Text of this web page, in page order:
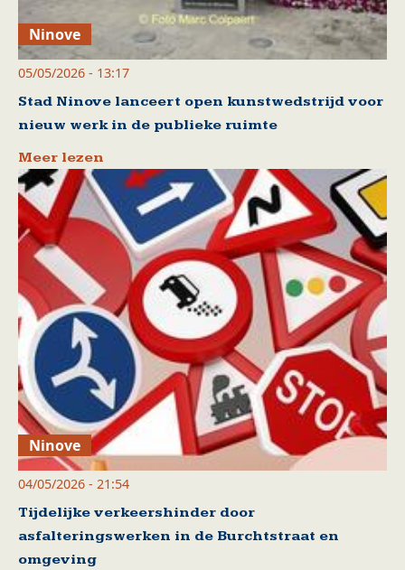
Ninove
05/05/2026 - 13:17
Stad Ninove lanceert open kunstwedstrijd voor
nieuw werk in de publieke ruimte
Meer lezen
Ninove
04/05/2026 - 21:54
Tijdelijke verkeershinder door
asfalteringswerken in de Burchtstraat en
omgeving